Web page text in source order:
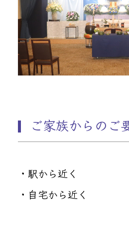
ご家族からのご
・駅から近く
・自宅から近く